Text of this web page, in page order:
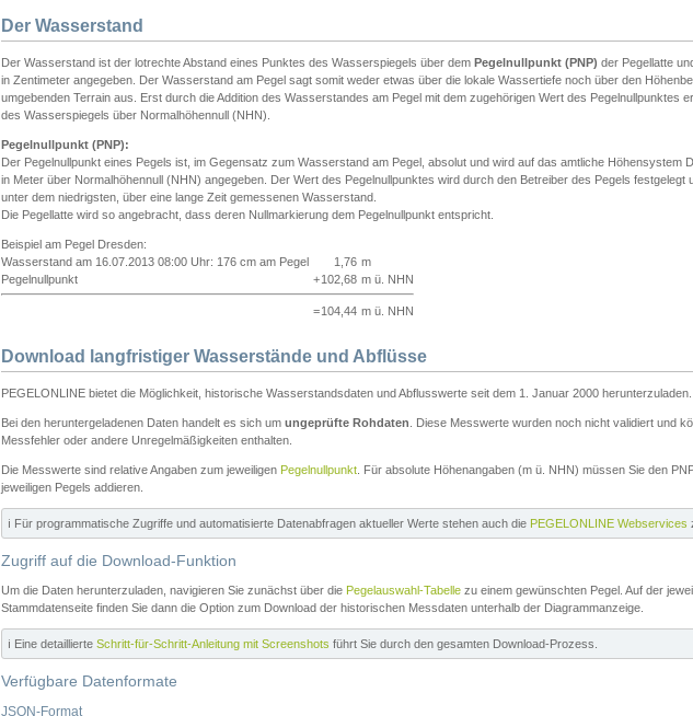
Der Wasserstand
Der Wasserstand ist der lotrechte Abstand eines Punktes des Wasserspiegels über dem Pegelnullpunkt (PNP) der Pegellatte
in Zentimeter angegeben. Der Wasserstand am Pegel sagt somit weder etwas über die lokale Wassertiefe noch über den
umgebenden Terrain aus. Erst durch die Addition des Wasserstandes am Pegel mit dem zugehörigen Wert des Pegelnullpunktes
des Wasserspiegels über Normalhöhennull (NHN).
Pegelnullpunkt (PNP):
Der Pegelnullpunkt eines Pegels ist, im Gegensatz zum Wasserstand am Pegel, absolut und wird auf das amtliche Höhensystem
in Meter über Normalhöhennull (NHN) angegeben. Der Wert des Pegelnullpunktes wird durch den Betreiber des Pegels festgelegt
unter dem niedrigsten, über eine lange Zeit gemessenen Wasserstand.
Die Pegellatte wird so angebracht, dass deren Nullmarkierung dem Pegelnullpunkt entspricht.
Beispiel am Pegel Dresden:
Wasserstand am 16.07.2013 08:00 Uhr: 176 cm am Pegel
1,76 m
Pegelnullpunkt
+102,68 m ü. NHN
=104,44 m ü. NHN
Download langfristiger Wasserstände und Abflüsse
PEGELONLINE bietet die Möglichkeit, historische Wasserstandsdaten und Abflusswerte seit dem 1. Januar 2000 herunterzuladen.
Bei den heruntergeladenen Daten handelt es sich um ungeprüfte Rohdaten . Diese Messwerte wurden noch nicht validiert und
Messfehler oder andere Unregelmäßigkeiten enthalten.
Die Messwerte sind relative Angaben zum jeweiligen Pegelnullpunkt . Für absolute Höhenangaben (m ü. NHN) müssen Sie den
jeweiligen Pegels addieren.
ℹ️ Für programmatische Zugriffe und automatisierte Datenabfragen aktueller Werte stehen auch die PEGELONLINE Webservices
Zugriff auf die Download-Funktion
Um die Daten herunterzuladen, navigieren Sie zunächst über die Pegelauswahl-Tabelle zu einem gewünschten Pegel. Auf der
Stammdatenseite finden Sie dann die Option zum Download der historischen Messdaten unterhalb der Diagrammanzeige.
ℹ️ Eine detaillierte Schritt-für-Schritt-Anleitung mit Screenshots führt Sie durch den gesamten Download-Prozess.
Verfügbare Datenformate
JSON-Format